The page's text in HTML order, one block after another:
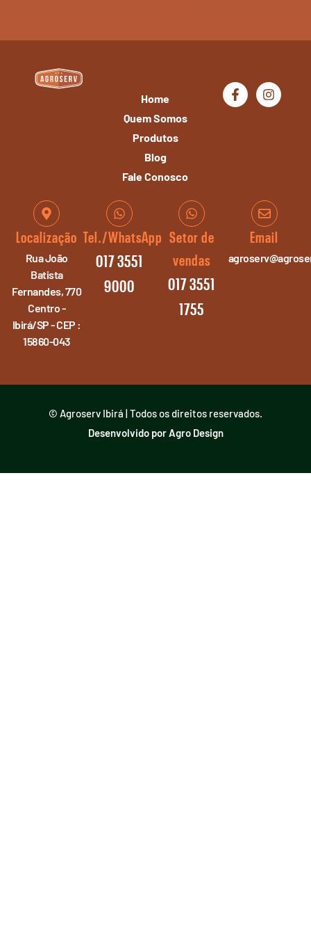
Home
Quem Somos
Produtos
Blog
Fale Conosco
Localização
Rua João
Batista
Fernandes, 770
Centro -
Ibirá/SP - CEP :
15860-043
Tel./WhatsApp
017 3551
9000
Setor de
vendas
017 3551
1755
Email
© Agroserv Ibirá | Todos os direitos reservados.
Desenvolvido por Agro Design